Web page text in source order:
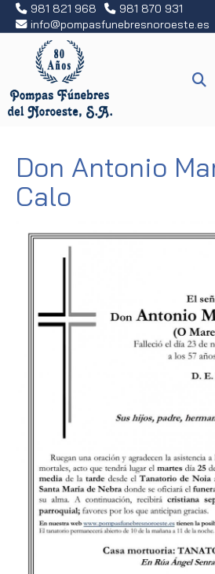
981 821 968
981 870 931
info
pompasfunebresnoroeste.es
Don Antonio
Calo